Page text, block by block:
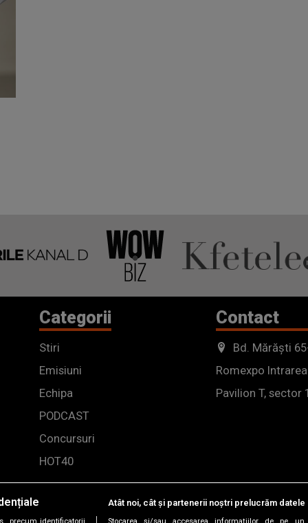
Categorii
Stiri
Emisiuni
Echipa
PODCAST
Concursuri
HOT40
Contact
Bd. Mărăști
Romexpo Intrarea
Pavilion T, sector
Atât noi, cât și partenerii noștri prelucrăm datele